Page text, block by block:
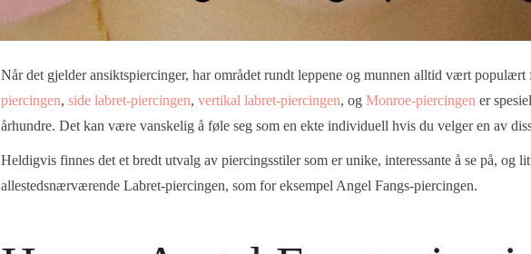
Når det gjelder ansiktspiercinger, har området rundt leppene og munnen alltid vært
piercingen, side labret-piercingen, vertikal labret-piercingen, og Monroe-piercingen er
århundre. Det kan være vanskelig å føle seg som en ekte individuell hvis du velger en av
Heldigvis finnes det et bredt utvalg av piercingsstiler som er unike, interessante å se på, og
allestedsnærværende Labret-piercingen, som for eksempel Angel Fangs-piercingen.